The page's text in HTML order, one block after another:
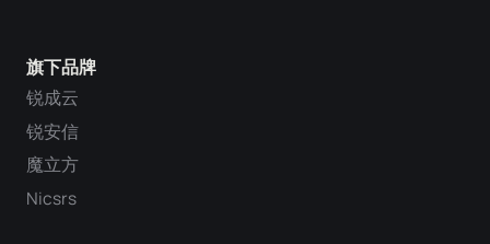
旗下品牌
锐成云
锐安信
魔立方
Nicsrs